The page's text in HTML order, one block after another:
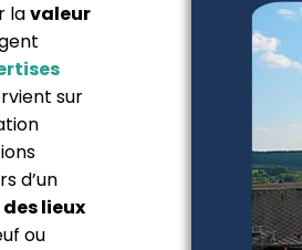
lavaleur
sur
d’un
lieux
ou